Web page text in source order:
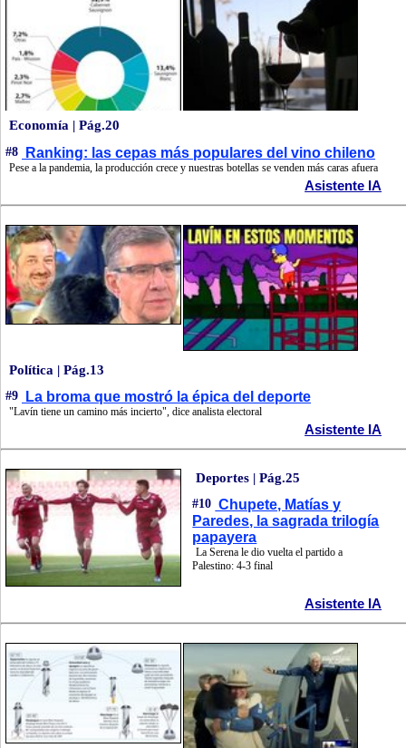
Economía | Pág.20
#8 Ranking: las cepas más populares del vino chileno
Pese a la pandemia, la producción crece y nuestras botellas se venden más caras afuera
Asistente IA
Política | Pág.13
#9 La broma que mostró la épica del deporte
"Lavín tiene un camino más incierto", dice analista electoral
Asistente IA
Deportes | Pág.25
#10 Chupete, Matías y
Paredes, la sagrada trilogía
papayera
La Serena le dio vuelta el partido a
Palestino: 4-3 final
Asistente IA